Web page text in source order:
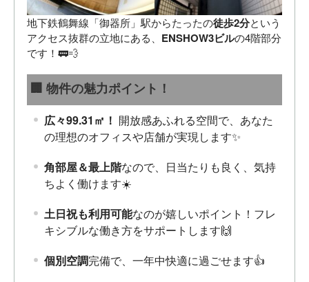
地下鉄鶴舞線「御器所」駅からたったの徒歩2分という
アクセス抜群の立地にある、 ENSHOW3ビルの4階部分
です！🚃💨
🏢 物件の魅力ポイント！
広々99.31㎡！ 開放感あふれる空間で、あなた
の理想のオフィスや店舗が実現します✨
角部屋＆最上階なので、日当たりも良く、気持
ちよく働けます☀️
土日祝も利用可能なのが嬉しいポイント！フレ
キシブルな働き方をサポートします🙌
個別空調完備で、一年中快適に過ごせます👍